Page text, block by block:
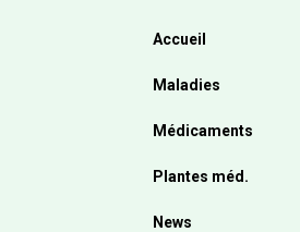
Accueil
Maladies
Médicaments
Plantes méd.
News